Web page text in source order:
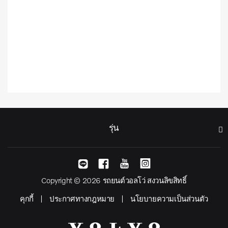
รุ่น
Copyright © 2026 รถยนต์วอลโว่ สงวนลิขสิทธิ์
คุกกี้
ประกาศทางกฎหมาย นโยบายความเป็นส่วนตัว